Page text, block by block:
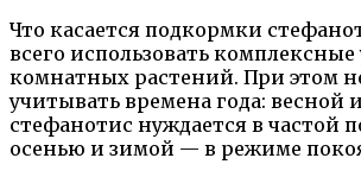
Что касается подкормки
всего использовать
комнатных растений. При этом
учитывать времена года: весной
стефанотис нуждается в частой
осенью и зимой — в режиме